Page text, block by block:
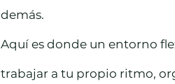
demás.
Aquí es donde un entorno
trabajar a tu propio ritmo,